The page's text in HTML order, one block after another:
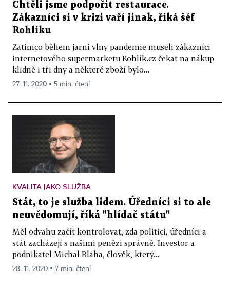
Chtěli jsme podpořit restaurace.
Zákazníci si v krizi vaří jinak, říká šéf
Rohlíku
Zatímco během jarní vlny pandemie museli zákazníci
internetového supermarketu Rohlík.cz čekat na nákup
klidně i tři dny a některé zboží bylo...
27. 11. 2020 ▪ 5 min. čtení
KVALITA JAKO SLUŽBA
Stát, to je služba lidem. Úředníci si to ale
neuvědomují, říká "hlídač státu"
Měl odvahu začít kontrolovat, zda politici, úředníci a
stát zacházejí s našimi penězi správně. Investor a
podnikatel Michal Bláha, člověk, který...
28. 11. 2020 ▪ 7 min. čtení